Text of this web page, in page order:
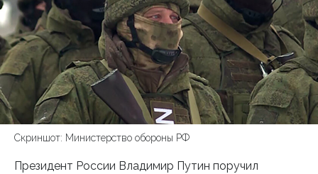
Скриншот: Министерство обороны РФ
Президент России Владимир Путин поручил